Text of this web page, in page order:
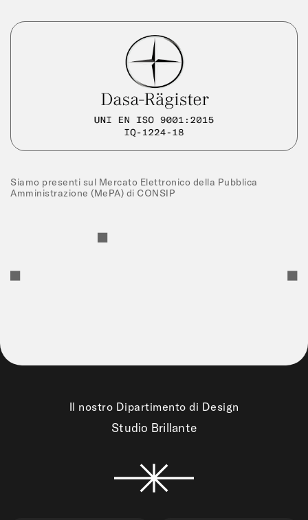
Siamo presenti sul Mercato Elettronico della Pubblica
Amministrazione (MePA) di CONSIP
Il nostro Dipartimento di Design
Studio Brillante